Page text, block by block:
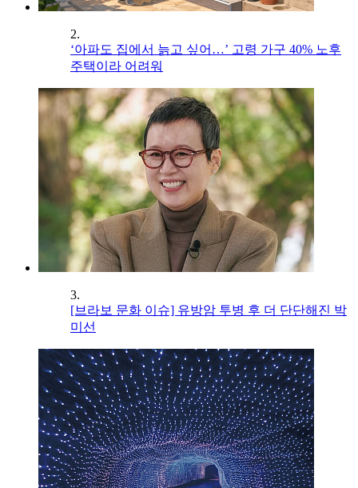
2.
‘아파도 집에서 늙고 싶어…’ 고령 가구 40% 노후
주택이라 어려워
3.
[브라보 문화 이슈] 유방암 투병 후 더 단단해진 박
미선